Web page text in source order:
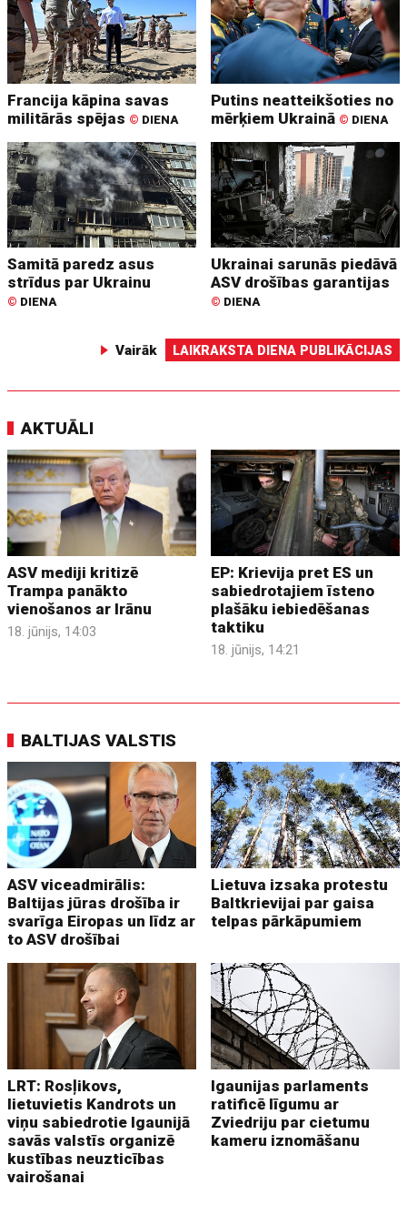
Francija kāpina savas
militārās spējas © DIENA
Putins neatteikšoties no
mērķiem Ukrainā © DIENA
Samitā paredz asus
strīdus par Ukrainu
© DIENA
Ukrainai sarunās piedāvā
ASV drošības garantijas
© DIENA
Vairāk LAIKRAKSTA DIENA PUBLIKĀCIJAS
AKTUĀLI
ASV mediji kritizē
Trampa panākto
vienošanos ar Irānu
18. jūnijs, 14:03
EP: Krievija pret ES un
sabiedrotajiem īsteno
plašāku iebiedēšanas
taktiku
18. jūnijs, 14:21
BALTIJAS VALSTIS
ASV viceadmirālis:
Baltijas jūras drošība ir
svarīga Eiropas un līdz ar
to ASV drošībai
Lietuva izsaka protestu
Baltkrievijai par gaisa
telpas pārkāpumiem
LRT: Rosļikovs,
lietuvietis Kandrots un
viņu sabiedrotie Igaunijā
savās valstīs organizē
kustības neuzticības
vairošanai
Igaunijas parlaments
ratificē līgumu ar
Zviedriju par cietumu
kameru iznomāšanu